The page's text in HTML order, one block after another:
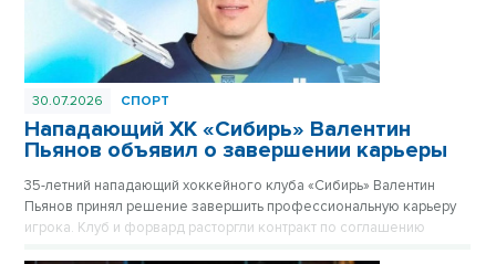
30.07.2026 СПОРТ
Нападающий ХК «Сибирь» Валентин
Пьянов объявил о завершении карьеры
35-летний нападающий хоккейного клуба «Сибирь» Валентин
Пьянов принял решение завершить профессиональную карьеру
игрока. Клуб и форвард расторгли контракт по соглашению